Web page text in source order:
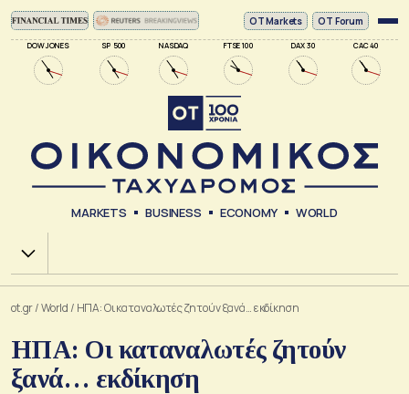
DOW JONES SP 500 NASDAQ FTSE 100 DAX 30 CAC 40
ΟΤ Markets OT Forum
MARKETS BUSINESS ECONOMY WORLD
Χ.Α.
ot.gr/World / ΗΠΑ: Οι καταναλωτές ζητούν ξανά… εκδίκηση
ΗΠΑ: Οι καταναλωτές ζητούν
ξανά… εκδίκηση